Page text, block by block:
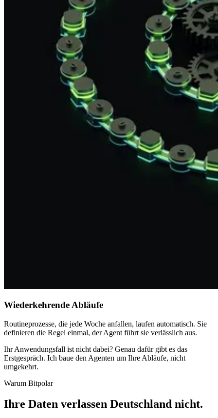
Wiederkehrende Abläufe
Routineprozesse, die jede Woche anfallen, laufen automatisch. Sie
definieren die Regel einmal, der Agent führt sie verlässlich aus.
Ihr Anwendungsfall ist nicht dabei? Genau dafür gibt es das
Erstgespräch. Ich baue den Agenten um Ihre Abläufe, nicht
umgekehrt.
Warum Bitpolar
Ihre Daten verlassen Deutschland nicht.